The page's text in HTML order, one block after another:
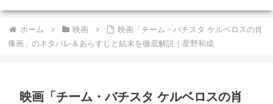
ホーム 映画
映画「チーム・バチスタ ケルベロスの肖
像画」のネタバレ＆あらすじと結末を徹底解説｜星野和成
映画「チーム・バチスタ ケルベロスの肖